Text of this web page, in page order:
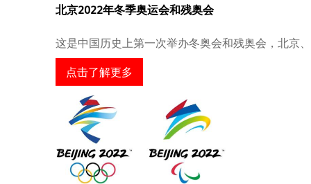
北京2022年冬季奥运会和残奥会
这是中国历史上第一次举办冬奥会和残奥会，北京
点击了解更多